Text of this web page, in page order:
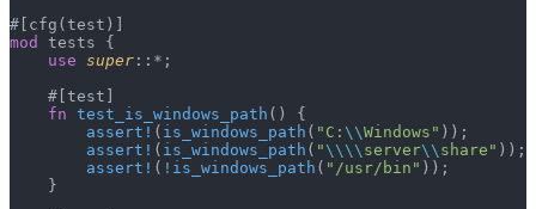
#[cfg(test)]
mod
tests {
    use
super ::*;
    #[test]
    fn
test_is_windows_path () {
        assert!
( is_windows_path ( "C: \\Windows" ));
        assert!
( is_windows_path ( " \\\\ server\\ share" ));
        assert!
( ! is_windows_path ( "/usr/bin" ));
    }